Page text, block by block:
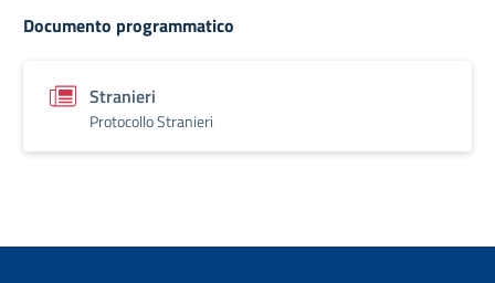
Documento programmatico
Stranieri
Protocollo Stranieri